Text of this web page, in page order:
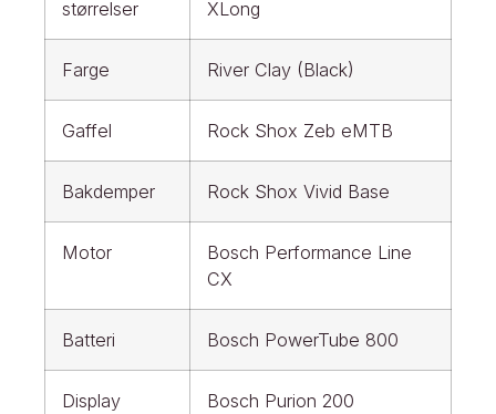
størrelser
XLong
Farge River Clay (Black)
Gaffel Rock Shox Zeb eMTB
Bakdemper Rock Shox Vivid Base
Motor
Bosch Performance Line
CX
Batteri Bosch PowerTube 800
Display Bosch Purion 200